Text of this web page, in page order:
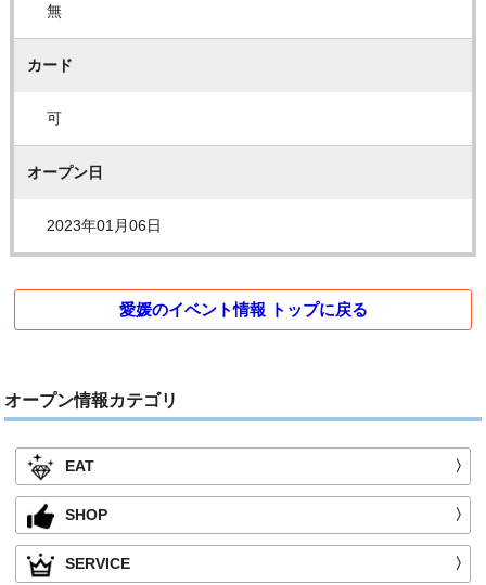
無
カード
可
オープン日
2023年01月06日
愛媛のイベント情報 トップに戻る
オープン情報カテゴリ
EAT 〉
SHOP 〉
SERVICE 〉